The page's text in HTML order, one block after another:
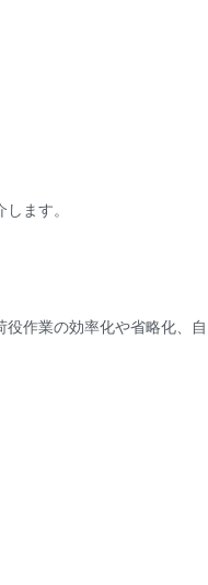
ます。
作業の効率化や省略化、自